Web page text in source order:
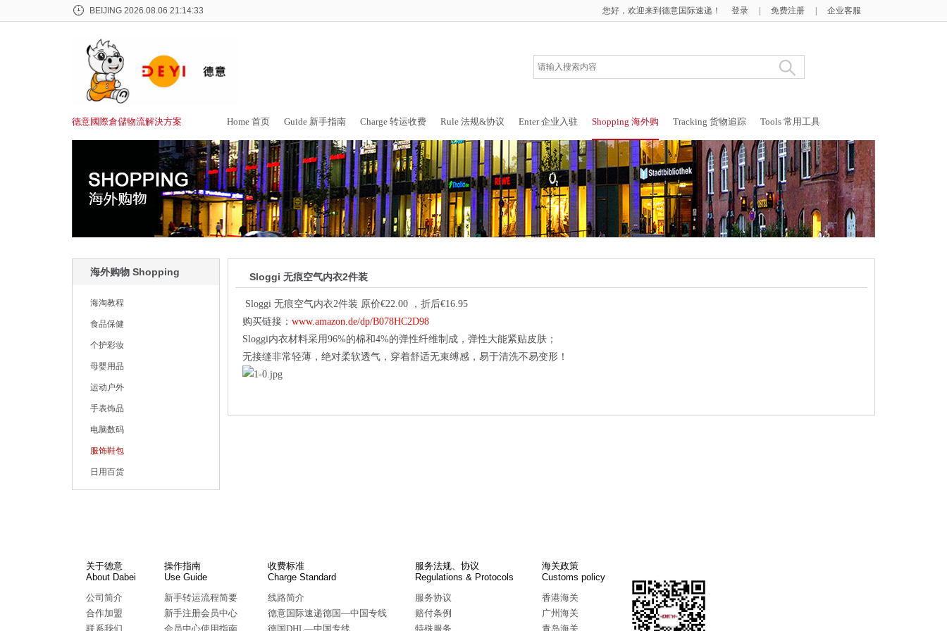
BEIJING 2026.08.06 21:14:33 您好，欢迎来到德意国际速递！ 登录 免费注册 企业客服
德意國際倉儲物流解決方案 Home 首页 Guide 新手指南 Charge 转运收费 Rule 法规&协议 Enter 企业入驻 Shopping 海外购 Tracking 货物追踪 Tools 常用工具
海外购物 Shopping
海淘教程
食品保健
个护彩妆
母婴用品
运动户外
手表饰品
电脑数码
服饰鞋包
日用百货
Sloggi 无痕空气内衣2件装
Sloggi 无痕空气内衣2件装 原价€22.00 ，折后€16.95
购买链接： www.amazon.de/dp/B078HC2D98
Sloggi内衣材料采用96%的棉和4%的弹性纤维制成，弹性大能紧贴皮肤；
无接缝非常轻薄，绝对柔软透气，穿着舒适无束缚感，易于清洗不易变形！
关于德意
About Dabei
公司简介
合作加盟
联系我们
操作指南
Use Guide
新手转运流程简要
新手注册会员中心
会员中心使用指南
收费标准
Charge Standard
线路简介
德意国际速递德国—中国专线
德国DHL—中国专线
服务法规、协议
Regulations & Protocols
服务协议
赔付条例
特殊服务
海关政策
Customs policy
香港海关
广州海关
青岛海关